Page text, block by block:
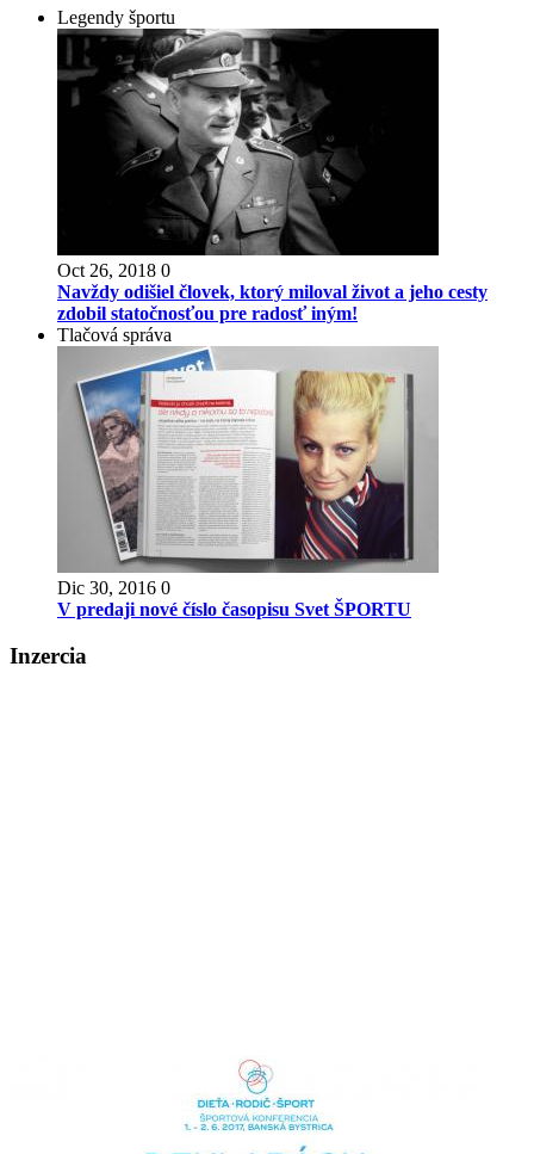
Legendy športu
Oct 26, 2018 0
Navždy odišiel človek, ktorý miloval život a jeho cesty
zdobil statočnosťou pre radosť iným!
Tlačová správa
Dic 30, 2016 0
V predaji nové číslo časopisu Svet ŠPORTU
Inzercia